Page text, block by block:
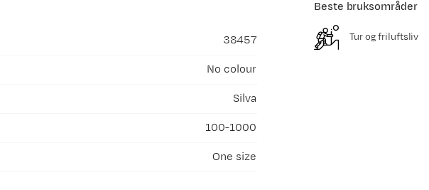
38457
No colour
Silva
100-1000
One size
Beste bruksområder
Tur og friluftsliv